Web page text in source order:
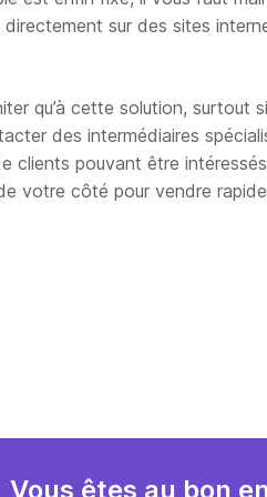
sur des sites
qu’à cette solution, surtout
des intermédiaires
clients pouvant être
votre côté pour vendre
Vous êtes au bon